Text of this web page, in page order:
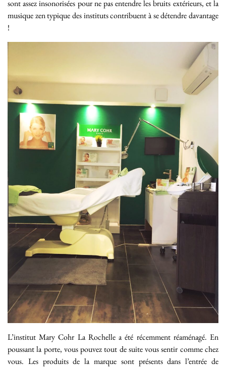
sont assez insonorisées pour ne pas entendre les bruits extérieurs, et la
musique zen typique des instituts contribuent à se détendre davantage
!
L’institut Mary Cohr La Rochelle a été récemment réaménagé. En
poussant la porte, vous pouvez tout de suite vous sentir comme chez
vous. Les produits de la marque sont présents dans l’entrée de